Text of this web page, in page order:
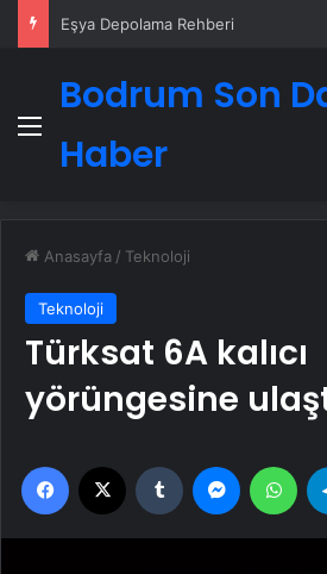
Eşya Depolama Rehberi
Menü
Bodrum Son
Haber
Anasayfa / Teknoloji
Teknoloji
Türksat 6A kalıcı
yörüngesine
Facebook Tumblr Messenger